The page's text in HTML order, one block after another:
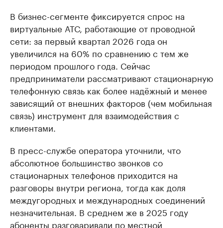
В бизнес-сегменте фиксируется спрос на
виртуальные АТС, работающие от проводной
сети: за первый квартал 2026 года он
увеличился на 60% по сравнению с тем же
периодом прошлого года. Сейчас
предприниматели рассматривают стационарную
телефонную связь как более надёжный и менее
зависящий от внешних факторов (чем мобильная
связь) инструмент для взаимодействия с
клиентами.
В пресс-службе оператора уточнили, что
абсолютное большинство звонков со
стационарных телефонов приходится на
разговоры внутри региона, тогда как доля
междугородных и международных соединений
незначительная. В среднем же в 2025 году
абоненты разговаривали по местной